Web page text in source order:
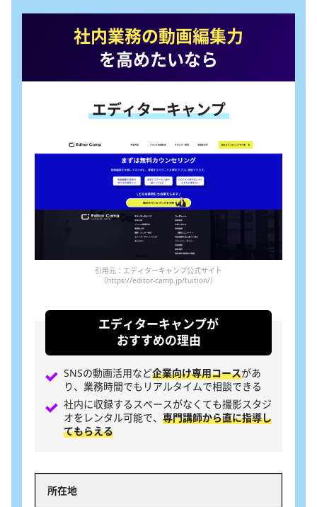
社内業務の動画編集力
を高めたいなら
エディターキャンプ
引用元：エディターキャンプ公式サイト
（https://editor-camp.jp/tuition/）
エディターキャンプが
おすすめの理由
SNSの動画活用など企業向け専用コースがあ
り、業務時間でもリアルタイムで相談できる
社内に収録するスペースがなくても撮影スタジ
オをレンタル可能で、 専門講師から直に指導し
てもらえる
所在地